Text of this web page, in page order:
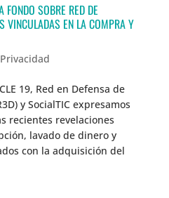
SOBRE RED DE
VINCULADAS EN LA COMPRA Y
Privacidad
19, Red en Defensa de
y SocialTIC expresamos
recientes revelaciones
lavado de dinero y
con la adquisición del